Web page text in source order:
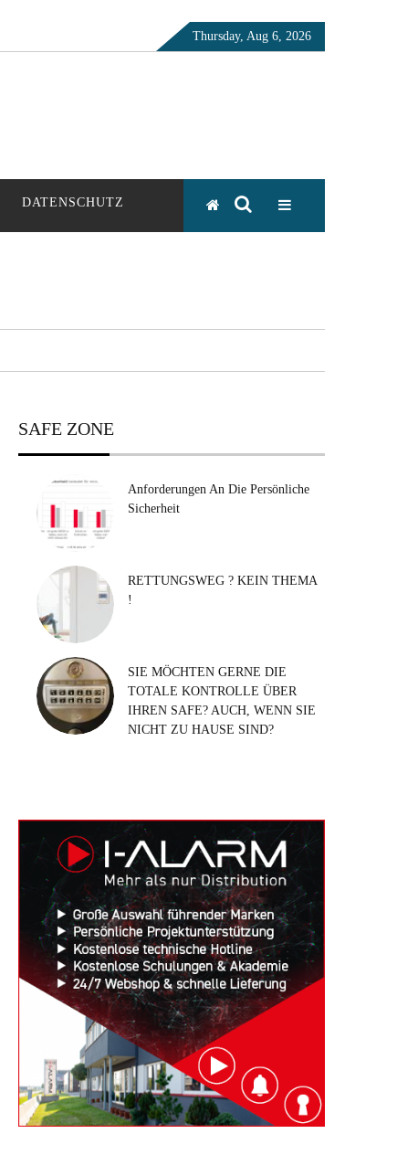
Thursday, Aug 6, 2026
DATENSCHUTZ
SAFE ZONE
Anforderungen An Die Persönliche
Sicherheit
RETTUNGSWEG ? KEIN THEMA
!
SIE MÖCHTEN GERNE DIE
TOTALE KONTROLLE ÜBER
IHREN SAFE? AUCH, WENN SIE
NICHT ZU HAUSE SIND?